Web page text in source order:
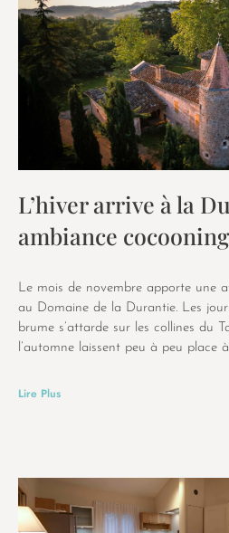
L’hiver arrive à la
ambiance cocooning
Le mois de novembre apporte une
au Domaine de la Durantie. Les
brume s’attarde sur les collines du
l’automne laissent peu à peu place
Lire Plus